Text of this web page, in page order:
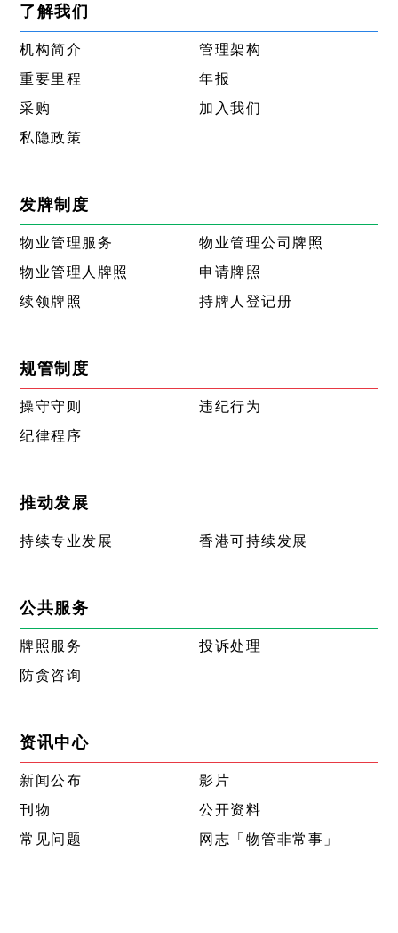
了解我们
机构简介
管理架构
重要里程
年报
采购
加入我们
私隐政策
发牌制度
物业管理服务
物业管理公司牌照
物业管理人牌照
申请牌照
续领牌照
持牌人登记册
规管制度
操守守则
违纪行为
纪律程序
推动发展
持续专业发展 香港可持续发展
公共服务
牌照服务
投诉处理
防贪咨询
资讯中心
新闻公布
影片
刊物
公开资料
常见问题
网志「物管非常事」